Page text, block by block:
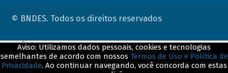
© BNDES. Todos os direitos reservados
Aviso: Utilizamos dados pessoais, cookies e tecnologias
semelhantes de acordo com nossos Termos de Uso e Política de
Privacidade. Ao continuar navegando, você concorda com estas
ConteÃºdo complementar
${title}${badge}